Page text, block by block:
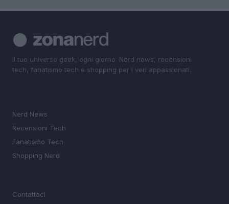
Il tuo universo geek, ogni giorno. Nerd news, recensioni
tech, fanatismo tech e shopping per i veri appassionati.
Nerd News
Recensioni Tech
Fanatismo Tech
Shopping Nerd
Contattaci